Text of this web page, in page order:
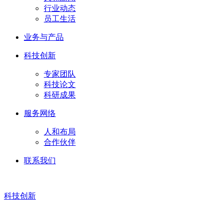
行业动态
员工生活
业务与产品
科技创新
专家团队
科技论文
科研成果
服务网络
人和布局
合作伙伴
联系我们
科技创新